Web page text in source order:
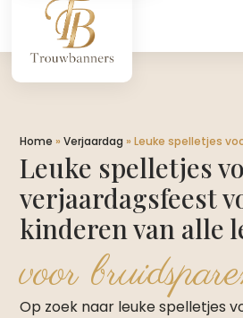
Home »Verjaardag »Leuke spelletjes
Leuke spelletjes
verjaardagsfeest
kinderen van alle
voor
Op zoek naar leuke spelletjes